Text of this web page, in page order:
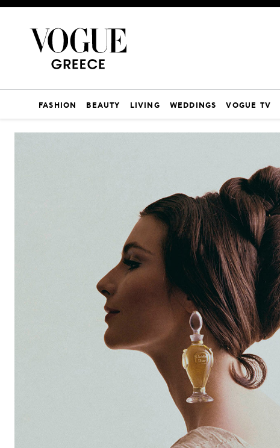
FASHION BEAUTY LIVING WEDDINGS VOGUE TV